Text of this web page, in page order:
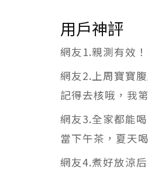
用戶神評
網友1.親測有效
網友2.上周寶寶
記得去核哦，我
網友3.全家都能
當下午茶，夏天
網友4.煮好放涼